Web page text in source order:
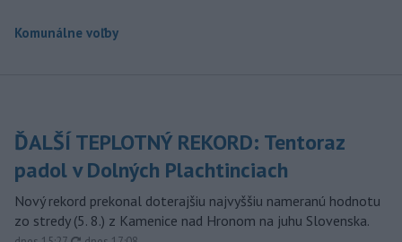
Komunálne voľby
ĎALŠÍ TEPLOTNÝ REKORD: Tentoraz
padol v Dolných Plachtinciach
Nový rekord prekonal doterajšiu najvyššiu nameranú hodnotu
zo stredy (5. 8.) z Kamenice nad Hronom na juhu Slovenska.